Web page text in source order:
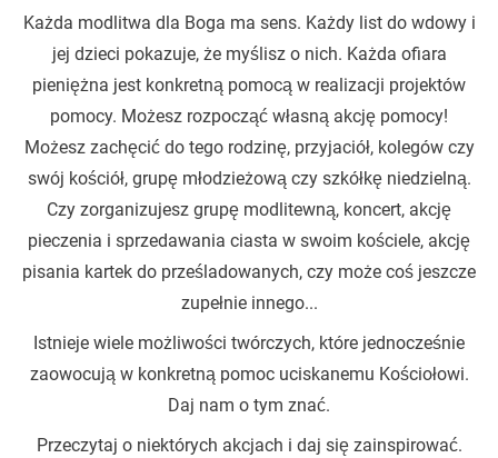
Każda modlitwa dla Boga ma sens. Każdy list do wdowy i
jej dzieci pokazuje, że myślisz o nich. Każda ofiara
pieniężna jest konkretną pomocą w realizacji projektów
pomocy. Możesz rozpocząć własną akcję pomocy!
Możesz zachęcić do tego rodzinę, przyjaciół, kolegów czy
swój kościół, grupę młodzieżową czy szkółkę niedzielną.
Czy zorganizujesz grupę modlitewną, koncert, akcję
pieczenia i sprzedawania ciasta w swoim kościele, akcję
pisania kartek do prześladowanych, czy może coś jeszcze
zupełnie innego...
Istnieje wiele możliwości twórczych, które jednocześnie
zaowocują w konkretną pomoc uciskanemu Kościołowi.
Daj nam o tym znać.
Przeczytaj o niektórych akcjach i daj się zainspirować.